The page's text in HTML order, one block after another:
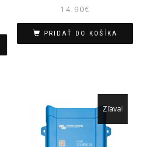
14.90€
PRIDAŤ DO KOŠÍKA
Zľava!